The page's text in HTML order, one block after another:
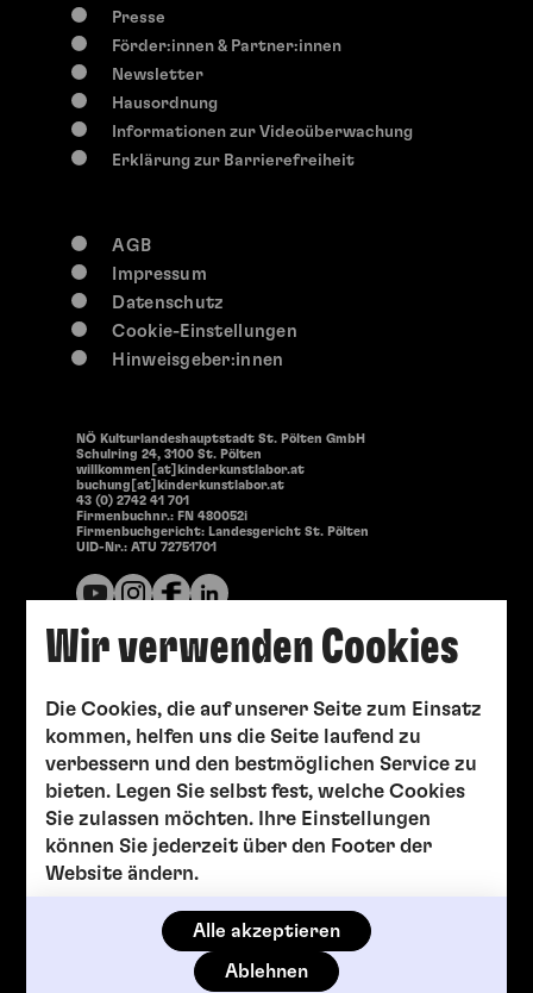
Wir verwenden Cookies
Die Cookies, die auf unserer Seite zum Einsatz
kommen, helfen uns die Seite laufend zu
verbessern und den bestmöglichen Service zu
bieten. Legen Sie selbst fest, welche Cookies
Sie zulassen möchten. Ihre Einstellungen
können Sie jederzeit über den Footer der
Website ändern.
Alle akzeptieren
Ablehnen
Presse
Förder:innen & Partner:innen
Newsletter
Hausordnung
Informationen zur Videoüberwachung
Erklärung zur Barrierefreiheit
NÖ Kulturlandeshauptstadt St. Pölten GmbH
Schulring 24, 3100 St. Pölten
willkommen[at]kinderkunstlabor.at
buchung[at]kinderkunstlabor.at
43 (0) 2742 41 701
Firmenbuchnr.: FN 480052i
Firmenbuchgericht: Landesgericht St. Pölten
UID-Nr.: ATU 72751701
AGB
Impressum
Datenschutz
Cookie-Einstellungen
Hinweisgeber:innen